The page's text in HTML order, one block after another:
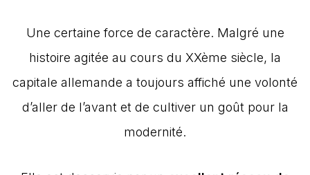
Une certaine force de caractère. Malgré une
histoire agitée au cours du XXème siècle, la
capitale allemande a toujours affiché une volonté
d’aller de l’avant et de cultiver un goût pour la
modernité.